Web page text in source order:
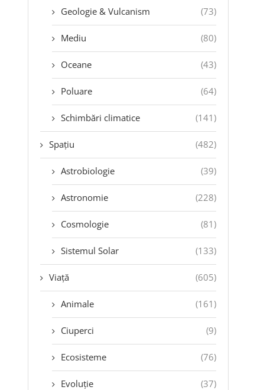
Geologie & Vulcanism (73)
Mediu (80)
Oceane (43)
Poluare (64)
Schimbări climatice (141)
Spațiu (482)
Astrobiologie (39)
Astronomie (228)
Cosmologie (81)
Sistemul Solar (133)
Viață (605)
Animale (161)
Ciuperci (9)
Ecosisteme (76)
Evoluție (37)